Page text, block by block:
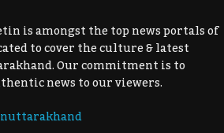
is amongst the top news portals of
to cover the culture & latest
Our commitment is to
news to our viewers.